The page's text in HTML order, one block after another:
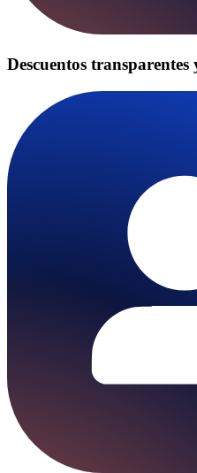
Descuentos transparentes